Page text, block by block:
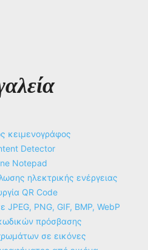
κειμενογράφος
Detector
Notepad
ηλεκτρικής ενέργειας
QR Code
JPEG, PNG, GIF, BMP, WebP
πρόσβασης
σε εικόνες